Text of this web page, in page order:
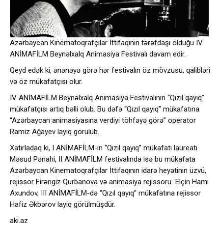
Azərbaycan Kinematoqrafçılar İttifaqının tərəfdaşı olduğu IV
ANİMAFİLM Beynəlxalq Animasiya Festivalı davam edir.
Qeyd edək ki, ənənəyə görə hər festivalın öz mövzusu, qalibləri
və öz mükafatçısı olur.
IV ANİMAFİLM Beynəlxalq Animasiya Festivalının “Qızıl qayıq”
mükafatçısı artıq bəlli olub. Bu dəfə “Qızıl qayıq” mükafatına
“Azərbaycan animasiyasına verdiyi töhfəyə görə” operator
Ramiz Ağayev layiq görülüb.
Xatırladaq ki, I ANİMAFİLM-in “Qızıl qayıq” mükafatı laureatı
Məsud Pənahi, II ANİMAFİLM festivalında isə bu mükafata
Azərbaycan Kinematoqrafçılar İttifaqının idarə heyətinin üzvü,
rejissor Firəngiz Qurbanova və animasiya rejissoru Elçin Hami
Axundov, III ANİMAFİLM-də “Qızıl qayıq” mükafatına rejissor
Hafiz Əkbərov layiq görülmüşdür.
aki.az